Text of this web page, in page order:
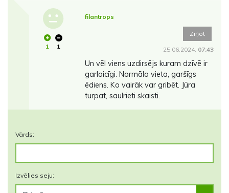
1 1
filantrops
Ziņot
25.06.2024. 07:43
Un vēl viens uzdirsējs kuram dzīvē ir
garlaicīgi. Normāla vieta, garšīgs
ēdiens. Ko vairāk var gribēt. Jūra
turpat, saulrieti skaisti.
Vārds:
Izvēlies seju: